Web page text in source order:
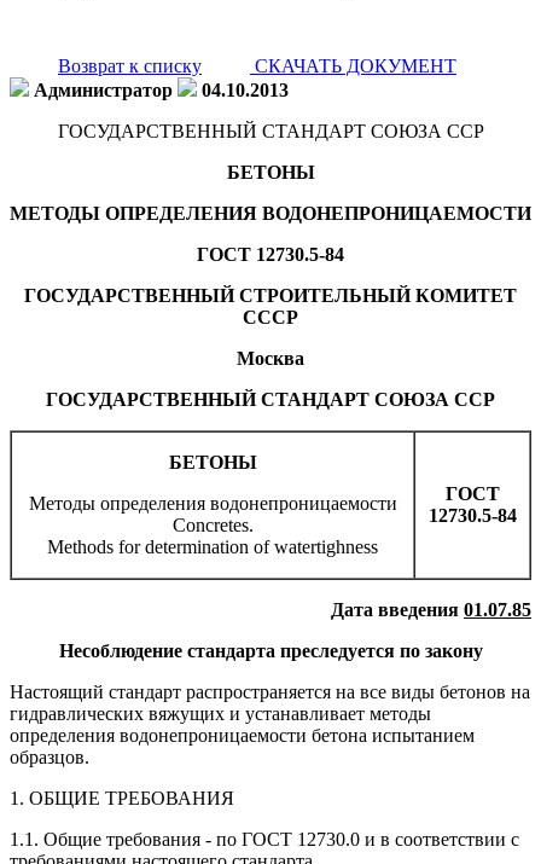
Возврат к списку
СКАЧАТЬ ДОКУМЕНТ
Администратор
04.10.2013
ГОСУДАРСТВЕННЫЙ СТАНДАРТ СОЮЗА ССР
БЕТОНЫ
МЕТОДЫ ОПРЕДЕЛЕНИЯ ВОДОНЕПРОНИЦАЕМОСТИ
ГОСТ 12730.5-84
ГОСУДАРСТВЕННЫЙ СТРОИТЕЛЬНЫЙ КОМИТЕТ
СССР
Москва
ГОСУДАРСТВЕННЫЙ СТАНДАРТ СОЮЗА ССР
БЕТОНЫ
Методы определения водонепроницаемости
Concretes.
Methods for determination of watertighness
ГОСТ
12730.5-84
Дата введения 01.07.85
Несоблюдение стандарта преследуется по закону
Настоящий стандарт распространяется на все виды бетонов на
гидравлических вяжущих и устанавливает методы
определения водонепроницаемости бетона испытанием
образцов.
1. ОБЩИЕ ТРЕБОВАНИЯ
1.1. Общие требования - по ГОСТ 12730.0 и в соответствии с